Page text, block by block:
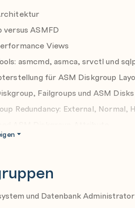
versus ASMFD
Views
asmcmd, asmca, srvctl und
für ASM Diskgroup
Failgroups und ASM Disks
Redundancy: External, Normal,
Architektur und ASM Netzwerk
Aliases und Templates
Administration und Rebalancing
und Datenbank